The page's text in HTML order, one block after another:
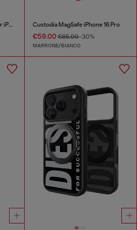
Cover Flag D con MagSafe per iPhone 17 Pro Custodia MagSafe iPhone 16 Pro
€59.00€85.00-30%
MARRONE/BIANCO